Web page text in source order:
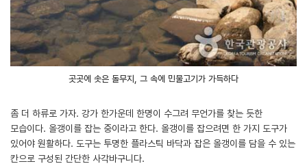
곳곳에 솟은 돌무지, 그 속에 민물고기가 가득하다
좀 더 하류로 가자. 강가 한가운데 한명이 수그려 무언가를 찾는 듯한
모습이다. 올갱이를 잡는 중이라고 한다. 올갱이를 잡으려면 한 가지 도구가
있어야 원활하다. 도구는 투명한 플라스틱 바닥과 잡은 올갱이를 담을 수 있는
칸으로 구성된 간단한 사각바구니다.